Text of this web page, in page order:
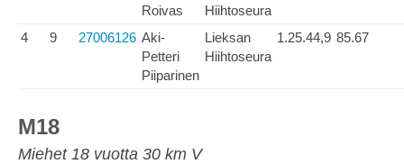
Roivas
Hiihtoseura
4 9 27006126 Aki-
Petteri
Piiparinen
Lieksan
Hiihtoseura
1.25.44,9 85.67
M18
Miehet 18 vuotta 30 km V